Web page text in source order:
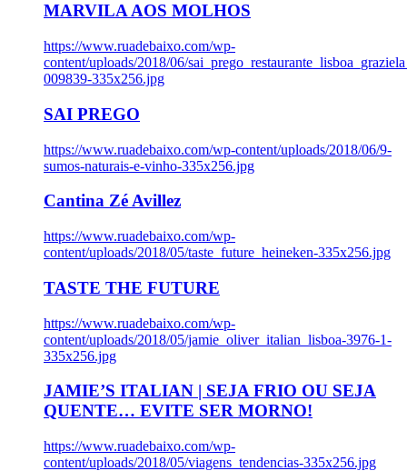
MARVILA AOS MOLHOS
https://www.ruadebaixo.com/wp-
content/uploads/2018/06/
009839-335x256.jpg
SAI PREGO
https://www.ruadebaixo.com/wp-content/uploads/2018/06/9-
sumos-naturais-e-vinho-335x256.jpg
Cantina Zé Avillez
https://www.ruadebaixo.com/wp-
content/uploads/2018/05/taste_future_heineken-335x256.jpg
TASTE THE FUTURE
https://www.ruadebaixo.com/wp-
content/uploads/2018/05/jamie_oliver_italian_lisboa-3976-1-
335x256.jpg
JAMIE’S ITALIAN | SEJA FRIO OU SEJA
QUENTE… EVITE SER MORNO!
https://www.ruadebaixo.com/wp-
content/uploads/2018/05/viagens_tendencias-335x256.jpg